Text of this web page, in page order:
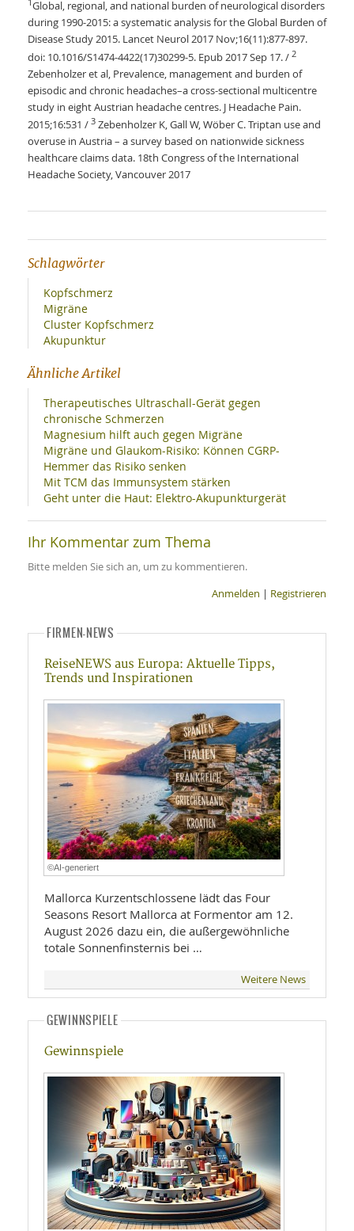
Global, regional, and national burden of neurological disorders
during 1990-2015: a systematic analysis for the Global Burden of
Disease Study 2015. Lancet Neurol 2017 Nov;16(11):877-897.
doi: 10.1016/S1474-4422(17)30299-5. Epub 2017 Sep 17. / 2
Zebenholzer et al, Prevalence, management and burden of
episodic and chronic headaches–a cross-sectional multicentre
study in eight Austrian headache centres. J Headache Pain.
2015;16:531 / 3 Zebenholzer K, Gall W, Wöber C. Triptan use and
overuse in Austria – a survey based on nationwide sickness
healthcare claims data. 18th Congress of the International
Headache Society, Vancouver 2017
Schlagwörter
Kopfschmerz
Migräne
Cluster Kopfschmerz
Akupunktur
Ähnliche Artikel
Therapeutisches Ultraschall-Gerät gegen
chronische Schmerzen
Magnesium hilft auch gegen Migräne
Migräne und Glaukom-Risiko: Können CGRP-
Hemmer das Risiko senken
Mit TCM das Immunsystem stärken
Geht unter die Haut: Elektro-Akupunkturgerät
Ihr Kommentar zum Thema
Bitte melden Sie sich an, um zu kommentieren.
Anmelden | Registrieren
FIRMEN-NEWS
ReiseNEWS aus Europa: Aktuelle Tipps,
Trends und Inspirationen
©AI-generiert
Mallorca Kurzentschlossene lädt das Four
Seasons Resort Mallorca at Formentor am 12.
August 2026 dazu ein, die außergewöhnliche
totale Sonnenfinsternis bei …
Weitere News
GEWINNSPIELE
Gewinnspiele